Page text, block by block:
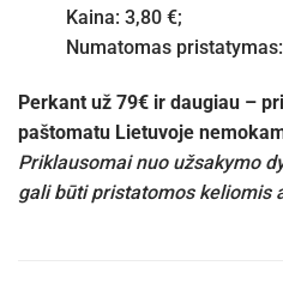
Kaina: 3,80 €;
Numatomas
Perkant už 79€ ir daugiau –
paštomatu Lietuvoje
Priklausomai nuo užsakymo
gali būti pristatomos keliomis